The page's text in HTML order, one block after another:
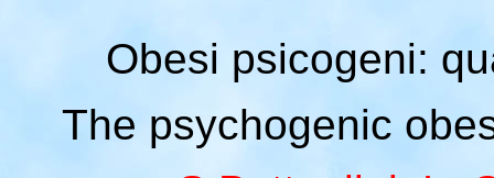
Obesi psicogeni:
The psychogenic